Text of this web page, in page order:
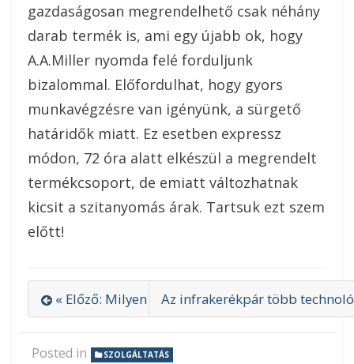
gazdaságosan megrendelhető csak néhány
darab termék is, ami egy újabb ok, hogy
A.A.Miller nyomda felé forduljunk
bizalommal. Előfordulhat, hogy gyors
munkavégzésre van igényünk, a sürgető
határidők miatt. Ez esetben expressz
módon, 72 óra alatt elkészül a megrendelt
termékcsoport, de emiatt változhatnak
kicsit a szitanyomás árak. Tartsuk ezt szem
előtt!
« Előző: Milyen acélhajat vegyen?
Az infrakerékpár több
Posted in SZOLGÁLTATÁS